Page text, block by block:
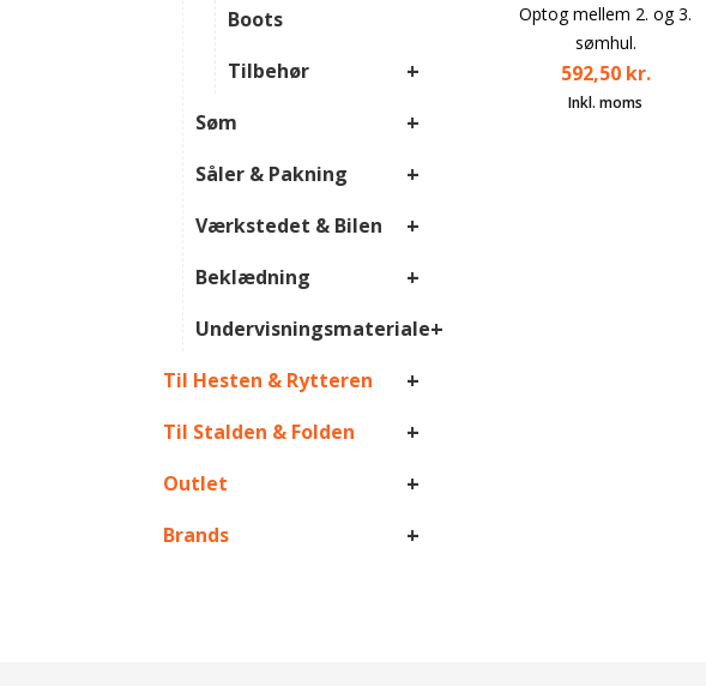
Boots
Tilbehør
+
Søm +
Såler & Pakning +
Værkstedet & Bilen +
Beklædning +
Undervisningsmateriale+
Til Hesten & Rytteren +
Til Stalden & Folden +
Outlet +
Brands +
Optog mellem 2. og 3.
sømhul.
592,50 kr.